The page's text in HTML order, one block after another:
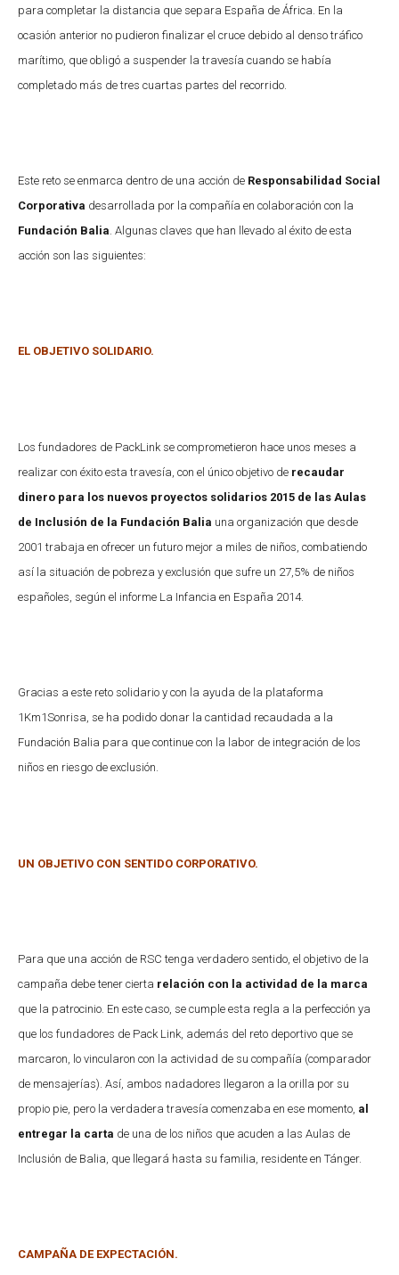
para completar la distancia que separa España de África. En la
ocasión anterior no pudieron finalizar el cruce debido al denso tráfico
marítimo, que obligó a suspender la travesía cuando se había
completado más de tres cuartas partes del recorrido.
Este reto se enmarca dentro de una acción de Responsabilidad Social
Corporativa desarrollada por la compañía en colaboración con la
Fundación Balia . Algunas claves que han llevado al éxito de esta
acción son las siguientes:
EL OBJETIVO SOLIDARIO.
Los fundadores de PackLink se comprometieron hace unos meses a
realizar con éxito esta travesía, con el único objetivo de recaudar
dinero para los nuevos proyectos solidarios 2015 de las Aulas
de Inclusión de la Fundación Balia una organización que desde
2001 trabaja en ofrecer un futuro mejor a miles de niños, combatiendo
así la situación de pobreza y exclusión que sufre un 27,5% de niños
españoles, según el informe La Infancia en España 2014.
Gracias a este reto solidario y con la ayuda de la plataforma
1Km1Sonrisa, se ha podido donar la cantidad recaudada a la
Fundación Balia para que continue con la labor de integración de los
niños en riesgo de exclusión.
UN OBJETIVO CON SENTIDO CORPORATIVO.
Para que una acción de RSC tenga verdadero sentido, el objetivo de la
campaña debe tener cierta relación con la actividad de la marca
que la patrocinio. En este caso, se cumple esta regla a la perfección ya
que los fundadores de Pack Link, además del reto deportivo que se
marcaron, lo vincularon con la actividad de su compañía (comparador
de mensajerías). Así, ambos nadadores llegaron a la orilla por su
propio pie, pero la verdadera travesía comenzaba en ese momento, al
entregar la carta de una de los niños que acuden a las Aulas de
Inclusión de Balia, que llegará hasta su familia, residente en Tánger.
CAMPAÑA DE EXPECTACIÓN.